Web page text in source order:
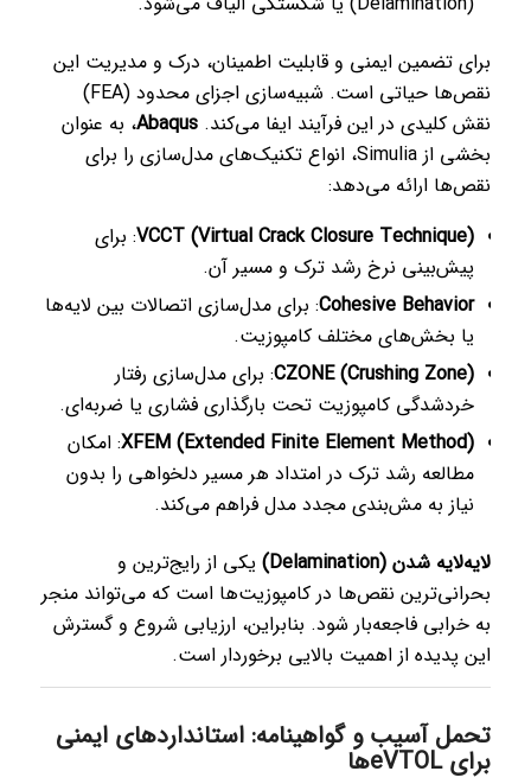
برای تضمین ایمنی و قابلیت اطمینان، درک و مدیریت این
نقص‌ها حیاتی است. شبیه‌سازی اجزای محدود (FEA)
نقش کلیدی در این فرآیند ایفا می‌کند. Abaqus، به عنوان
بخشی از Simulia، انواع تکنیک‌های مدل‌سازی را برای
نقص‌ها ارائه می‌دهد:
VCCT (Virtual Crack Closure Technique): برای
پیش‌بینی نرخ رشد ترک و مسیر آن.
Cohesive Behavior: برای مدل‌سازی اتصالات بین لایه‌ها
یا بخش‌های مختلف کامپوزیت.
CZONE (Crushing Zone): برای مدل‌سازی رفتار
خردشدگی کامپوزیت تحت بارگذاری فشاری یا ضربه‌ای.
XFEM (Extended Finite Element Method): امکان
مطالعه رشد ترک در امتداد هر مسیر دلخواهی را بدون
نیاز به مش‌بندی مجدد مدل فراهم می‌کند.
لایه‌لایه شدن (Delamination)
یکی از رایج‌ترین و
بحرانی‌ترین نقص‌ها در کامپوزیت‌ها است که می‌تواند منجر
به خرابی فاجعه‌بار شود. بنابراین، ارزیابی شروع و گسترش
این پدیده از اهمیت بالایی برخوردار است.
تحمل آسیب و گواهینامه: استانداردهای ایمنی
برای eVTOLها